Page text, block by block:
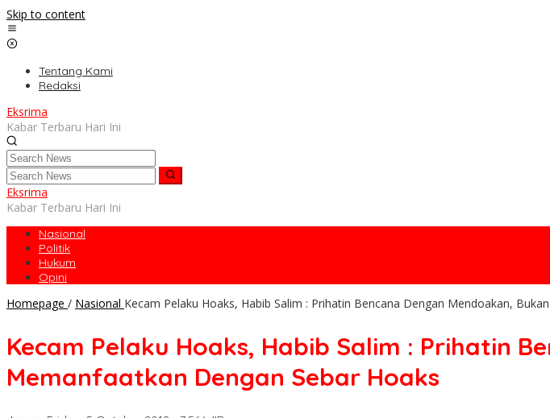
Skip to content
Tentang Kami
Redaksi
Eksrima
Kabar Terbaru Hari Ini
Eksrima
Kabar Terbaru Hari Ini
Nasional
Politik
Hukum
Opini
Homepage / Nasional Kecam Pelaku Hoaks, Habib Salim : Prihatin Bencana Dengan Mendoakan,
Kecam Pelaku Hoaks, Habib Salim : Prihatin
Memanfaatkan Dengan Sebar Hoaks